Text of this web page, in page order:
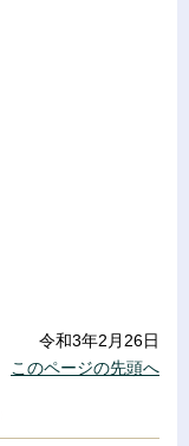
令和3年2月26日
このページの先頭へ